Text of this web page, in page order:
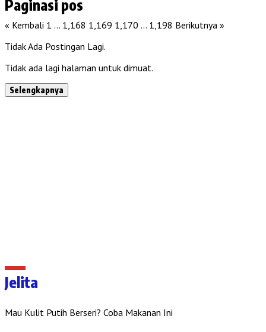
Paginasi pos
« Kembali 1 … 1,168 1,169 1,170 … 1,198 Berikutnya »
Tidak Ada Postingan Lagi.
Tidak ada lagi halaman untuk dimuat.
Selengkapnya
Jelita
Mau Kulit Putih Berseri? Coba Makanan Ini